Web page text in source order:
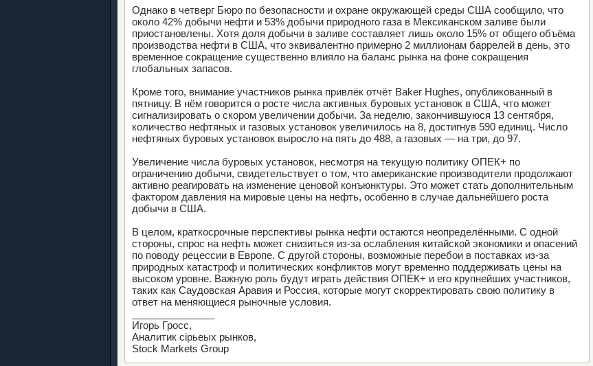
Однако в четверг Бюро по безопасности и охране окружающей среды США сообщило, что
около 42% добычи нефти и 53% добычи природного газа в Мексиканском заливе были
приостановлены. Хотя доля добычи в заливе составляет лишь около 15% от общего объёма
производства нефти в США, что эквивалентно примерно 2 миллионам баррелей в день, это
временное сокращение существенно влияло на баланс рынка на фоне сокращения
глобальных запасов.
Кроме того, внимание участников рынка привлёк отчёт Baker Hughes, опубликованный в
пятницу. В нём говорится о росте числа активных буровых установок в США, что может
сигнализировать о скором увеличении добычи. За неделю, закончившуюся 13 сентября,
количество нефтяных и газовых установок увеличилось на 8, достигнув 590 единиц. Число
нефтяных буровых установок выросло на пять до 488, а газовых — на три, до 97.
Увеличение числа буровых установок, несмотря на текущую политику ОПЕК+ по
ограничению добычи, свидетельствует о том, что американские производители продолжают
активно реагировать на изменение ценовой конъюнктуры. Это может стать дополнительным
фактором давления на мировые цены на нефть, особенно в случае дальнейшего роста
добычи в США.
В целом, краткосрочные перспективы рынка нефти остаются неопределёнными. С одной
стороны, спрос на нефть может снизиться из-за ослабления китайской экономики и опасений
по поводу рецессии в Европе. С другой стороны, возможные перебои в поставках из-за
природных катастроф и политических конфликтов могут временно поддерживать цены на
высоком уровне. Важную роль будут играть действия ОПЕК+ и его крупнейших участников,
таких как Саудовская Аравия и Россия, которые могут скорректировать свою политику в
ответ на меняющиеся рыночные условия.
Игорь Гросс,
Аналитик сірьеых рынков,
Stock Markets Group